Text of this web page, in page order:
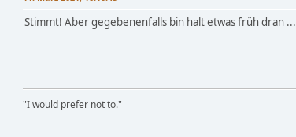
Stimmt! Aber gegebenenfalls bin halt etwas früh dran ...
"I would prefer not to."